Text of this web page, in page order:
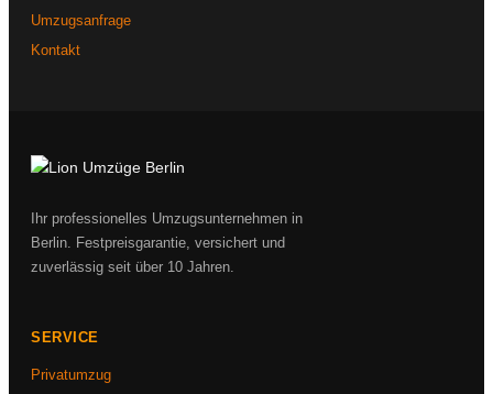
Umzugsanfrage
Kontakt
Ihr professionelles Umzugsunternehmen in
Berlin. Festpreisgarantie, versichert und
zuverlässig seit über 10 Jahren.
SERVICE
Privatumzug